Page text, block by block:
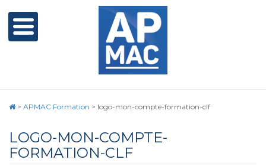
> APMAC Formation > logo-mon-compte-formation-clf
LOGO-MON-COMPTE-
FORMATION-CLF